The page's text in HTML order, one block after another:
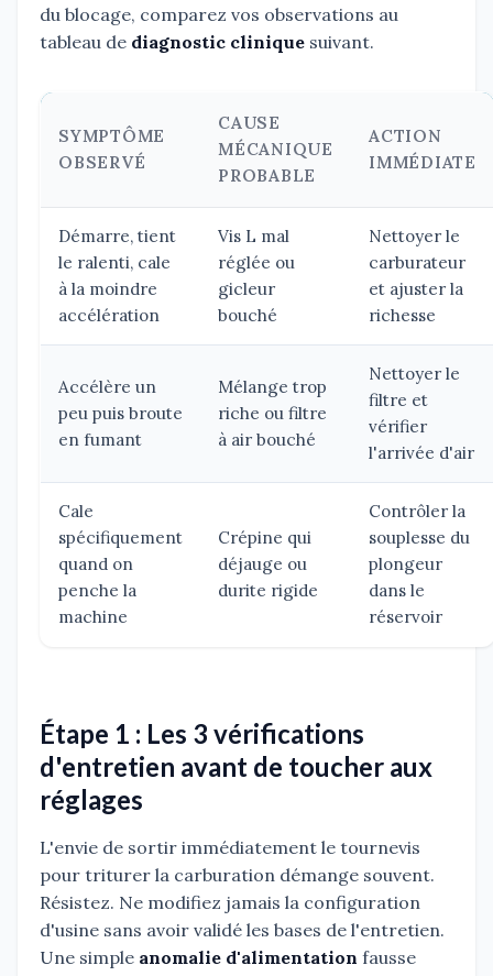
du blocage, comparez vos observations au
tableau de diagnostic clinique suivant.
SYMPTÔME
OBSERVÉ
CAUSE
MÉCANIQUE
PROBABLE
ACTION
IMMÉDIATE
Démarre, tient
le ralenti, cale
à la moindre
accélération
Vis L mal
réglée ou
gicleur
bouché
Nettoyer le
carburateur
et ajuster la
richesse
Accélère un
peu puis broute
en fumant
Mélange trop
riche ou filtre
à air bouché
Nettoyer le
filtre et
vérifier
l'arrivée d'air
Cale
spécifiquement
quand on
penche la
machine
Crépine qui
déjauge ou
durite rigide
Contrôler la
souplesse du
plongeur
dans le
réservoir
Étape 1 : Les 3 vérifications
d'entretien avant de toucher aux
réglages
L'envie de sortir immédiatement le tournevis
pour triturer la carburation démange souvent.
Résistez. Ne modifiez jamais la configuration
d'usine sans avoir validé les bases de l'entretien.
Une simple anomalie d'alimentation fausse